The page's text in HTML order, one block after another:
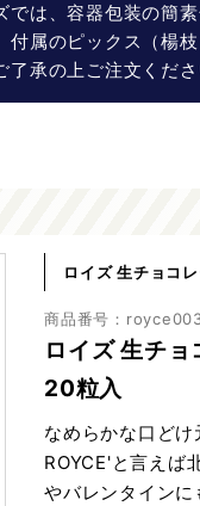
は、容器包装の簡
属のピックス（楊
承の上ご注文くださ
ロイズ 生チョコ
商品番号：
ロイズ 生チ
20粒入
なめらかな口どけ
ROYCE'と言えば
やバレンタインに